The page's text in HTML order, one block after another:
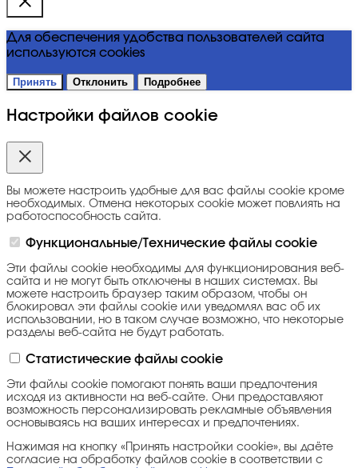
Для обеспечения удобства пользователей сайта
используются cookies
Принять Отклонить Подробнее
Настройки файлов cookie
Вы можете настроить удобные для вас файлы cookie кроме
необходимых. Отмена некоторых cookie может повлиять на
работоспособность сайта.
Функциональные/Технические файлы cookie
Эти файлы cookie необходимы для функционирования веб-
сайта и не могут быть отключены в наших системах. Вы
можете настроить браузер таким образом, чтобы он
блокировал эти файлы cookie или уведомлял вас об их
использовании, но в таком случае возможно, что некоторые
разделы веб-сайта не будут работать.
Статистические файлы cookie
Эти файлы cookie помогают понять ваши предпочтения
исходя из активности на веб-сайте. Они предоставляют
возможность персонализировать рекламные объявления
основываясь на ваших интересах и предпочтениях.
Нажимая на кнопку «Принять настройки cookie», вы даёте
согласие на обработку файлов cookie в соответствии с